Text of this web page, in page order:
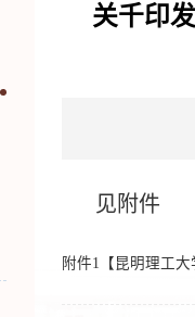
关千印
见附件
附件1【 昆明理工